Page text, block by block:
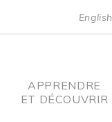
English
APPRENDRE
ET DÉCOUVRIR